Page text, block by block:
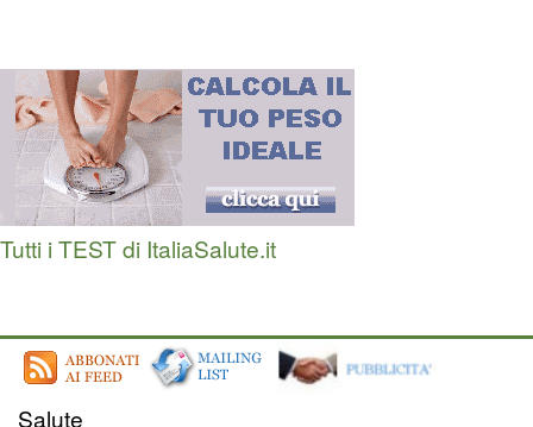
Tutti i TEST di ItaliaSalute.it
Salute